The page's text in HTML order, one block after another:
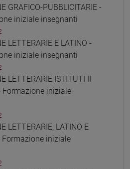
GRAFICO-PUBBLICITARIE -
iniziale insegnanti
LETTERARIE E LATINO -
iniziale insegnanti
LETTERARIE ISTITUTI II
Formazione iniziale
LETTERARIE, LATINO E
Formazione iniziale